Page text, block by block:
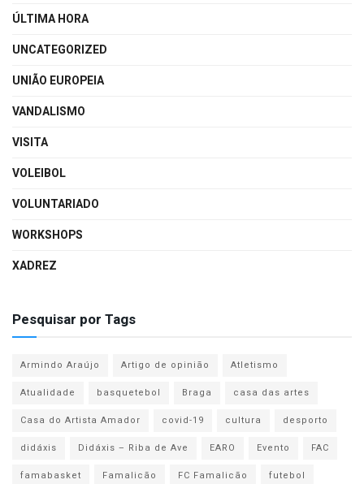
ÚLTIMA HORA
UNCATEGORIZED
UNIÃO EUROPEIA
VANDALISMO
VISITA
VOLEIBOL
VOLUNTARIADO
WORKSHOPS
XADREZ
Pesquisar por Tags
Armindo Araújo Artigo de opinião
Atletismo
Atualidade
basquetebol Braga
casa das artes
Casa do Artista Amador
covid-19 cultura
desporto
didáxis
Didáxis – Riba de Ave EARO Evento
FAC
famabasket
Famalicão FC Famalicão
futebol